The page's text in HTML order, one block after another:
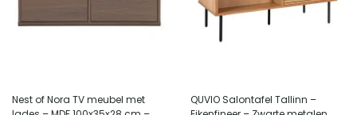
Nest of Nora TV meubel met
QUVIO Salontafel Tallinn –